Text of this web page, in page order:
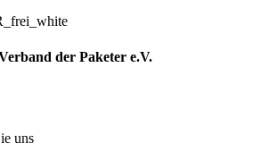
der Paketer e.V.
uns